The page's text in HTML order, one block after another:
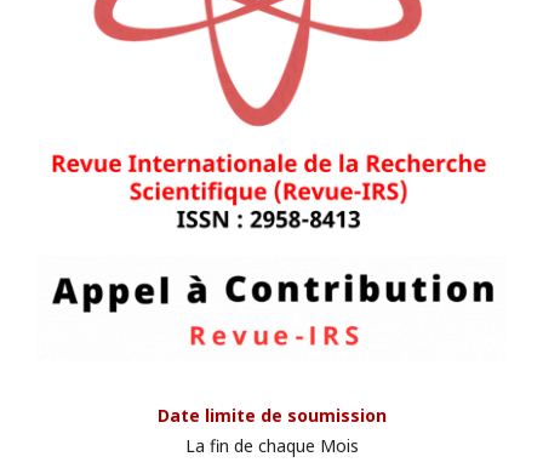
Date limite de soumission
La fin de chaque Mois